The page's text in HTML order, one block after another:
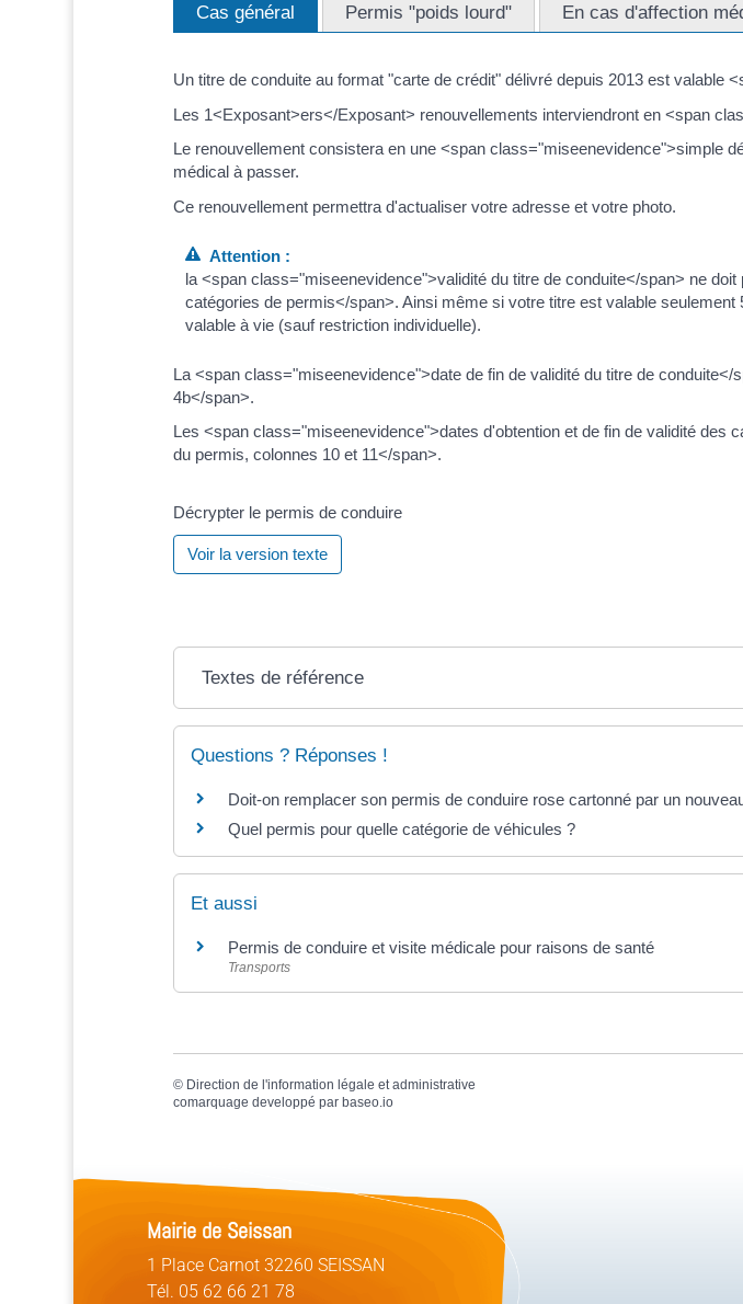
Cas général Permis "poids lourd" En cas d'affection
Un titre de conduite au format "carte de crédit" délivré depuis 2013 est valable
Les 1<Exposant>ers</Exposant> renouvellements interviendront en <span
Le renouvellement consistera en une <span class="miseenevidence">simple
médical à passer.
Ce renouvellement permettra d'actualiser votre adresse et votre photo.
Attention :
la <span class="miseenevidence">validité du titre de conduite</span> ne
catégories de permis</span>. Ainsi même si votre titre est valable
valable à vie (sauf restriction individuelle).
La <span class="miseenevidence">date de fin de validité du titre de
4b</span>.
Les <span class="miseenevidence">dates d'obtention et de fin de validité
du permis, colonnes 10 et 11</span>.
Décrypter le permis de conduire
Voir la version texte
Textes de référence
Questions ? Réponses !
Doit-on remplacer son permis de conduire rose cartonné par un
Quel permis pour quelle catégorie de véhicules ?
Et aussi
Permis de conduire et visite médicale pour raisons de santé
Transports
© Direction de l'information légale et administrative
comarquage developpé par baseo.io
Mairie de Seissan
1 Place Carnot 32260 SEISSAN
Tél. 05 62 66 21 78